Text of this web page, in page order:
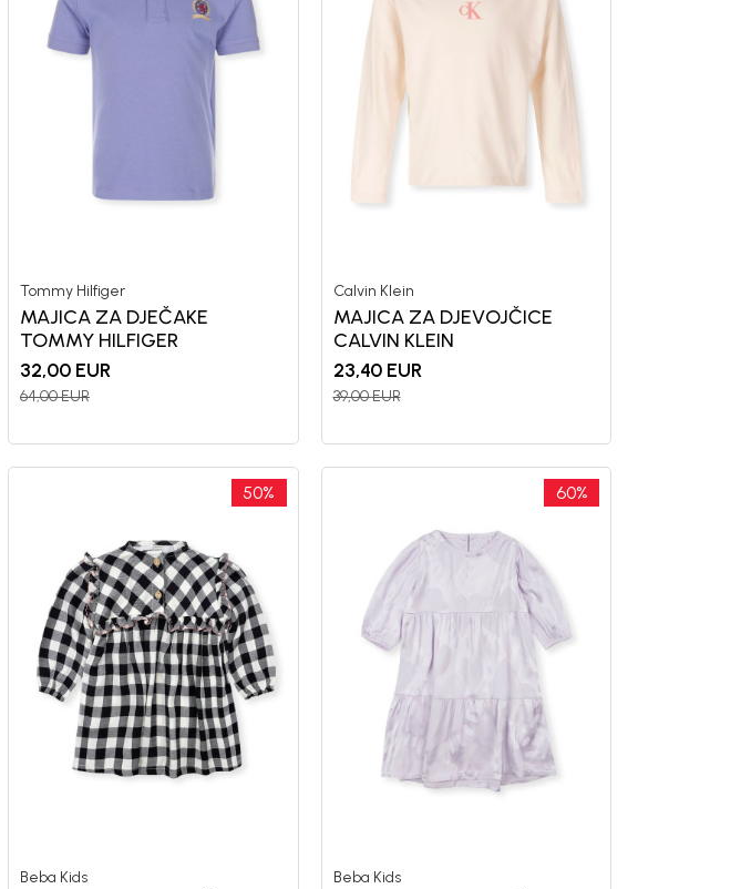
Tommy Hilfiger
MAJICA ZA DJEČAKE
TOMMY HILFIGER
32,00 EUR
64,00EUR
Calvin Klein
MAJICA ZA DJEVOJČICE
CALVIN KLEIN
23,40 EUR
39,00EUR
50%
Beba Kids
60%
Beba Kids